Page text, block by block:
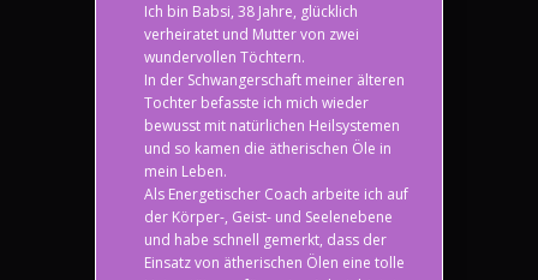
Ich bin Babsi, 38 Jahre, glücklich
verheiratet und Mutter von zwei
wundervollen Töchtern.
In der Schwangerschaft meiner älteren
Tochter befasste ich mich wieder
bewusst mit natürlichen Heilsystemen
und so kamen die ätherischen Öle in
mein Leben.
Als Energetischer Coach arbeite ich auf
der Körper-, Geist- und Seelenebene
und habe schnell gemerkt, dass der
Einsatz von ätherischen Ölen eine tolle